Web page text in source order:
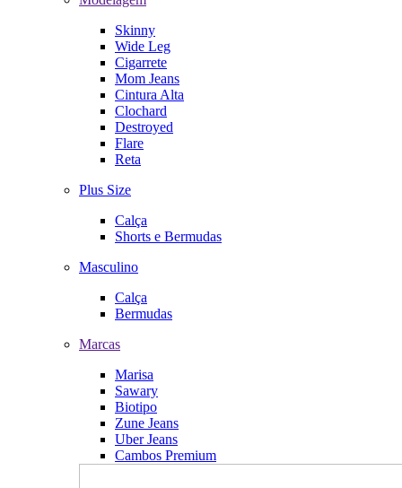
Skinny
Wide Leg
Cigarrete
Mom Jeans
Cintura Alta
Clochard
Destroyed
Flare
Reta
Plus Size
Calça
Shorts e Bermudas
Masculino
Calça
Bermudas
Marcas
Marisa
Sawary
Biotipo
Zune Jeans
Uber Jeans
Cambos Premium